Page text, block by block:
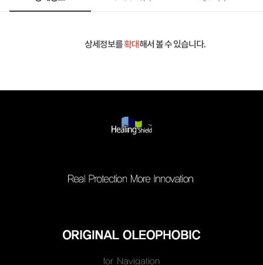
상세정보를확대해서 볼 수 있습니다.